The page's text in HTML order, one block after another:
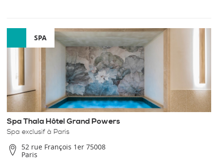
SPA
Spa Thala Hôtel Grand Powers
Spa exclusif à Paris
52 rue François 1er 75008
Paris